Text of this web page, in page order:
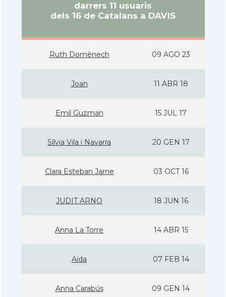
darrers 11 usuaris
dels 16 de Catalans a DAVIS
Ruth Domènech 09 AGO 23
Joan 11 ABR 18
Emil Guzman 15 JUL 17
Sí­lvia Vila i Navarra 20 GEN 17
Clara Esteban Jarne 03 OCT 16
JUDIT ARNO 18 JUN 16
Anna La Torre 14 ABR 15
Aïda 07 FEB 14
Anna Carabús 09 GEN 14